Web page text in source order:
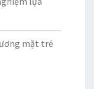
mặt trẻ